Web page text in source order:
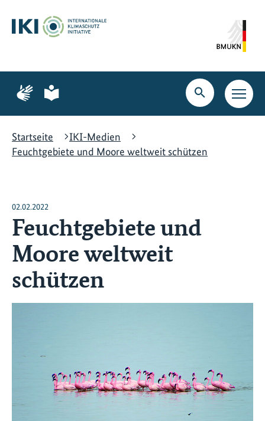
Hauptinhalt
springen
Suche
springen
Hauptnavigation
springen
Zur
Seite
Gebärdensprache
Zur
Seite
leichte
Suche
öffnen
Startseite
IKI-Medien
Feuchtgebiete und Moore weltweit schützen
02.02.2022
Feuchtgebiete und
Moore weltweit
schützen